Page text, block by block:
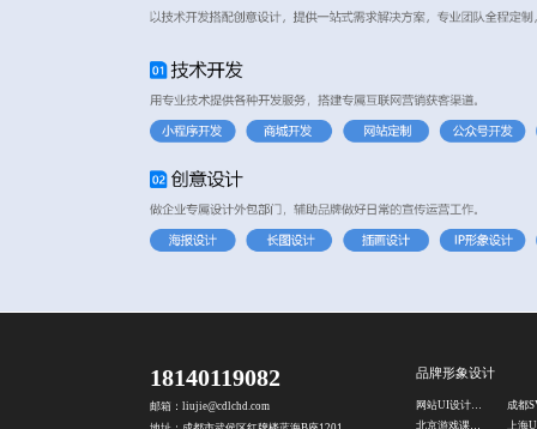
18140119082
邮箱：liujie@cdlchd.com
品牌形象设计
网站UI设计公司
北京游戏课件设计公司